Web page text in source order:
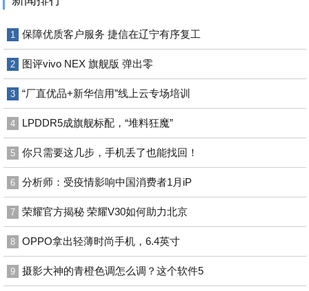
1 保障优质客户服务 捷信在辽宁有序复工
2 图评vivo NEX 旗舰版 弹出零
3 “厂直优品+新华信用”线上云专场培训
4 LPDDR5成旗舰标配，“堆料狂魔”
5 你只需要这几步，手机丢了也能找回！
6 分析师：受疫情影响中国消费者1月iP
7 荣耀官方揭秘 荣耀V30如何助力北京
8 OPPO拿出轻薄时尚手机，6.4英寸
9 摄影大神的青橙色调怎么调？这个软件5